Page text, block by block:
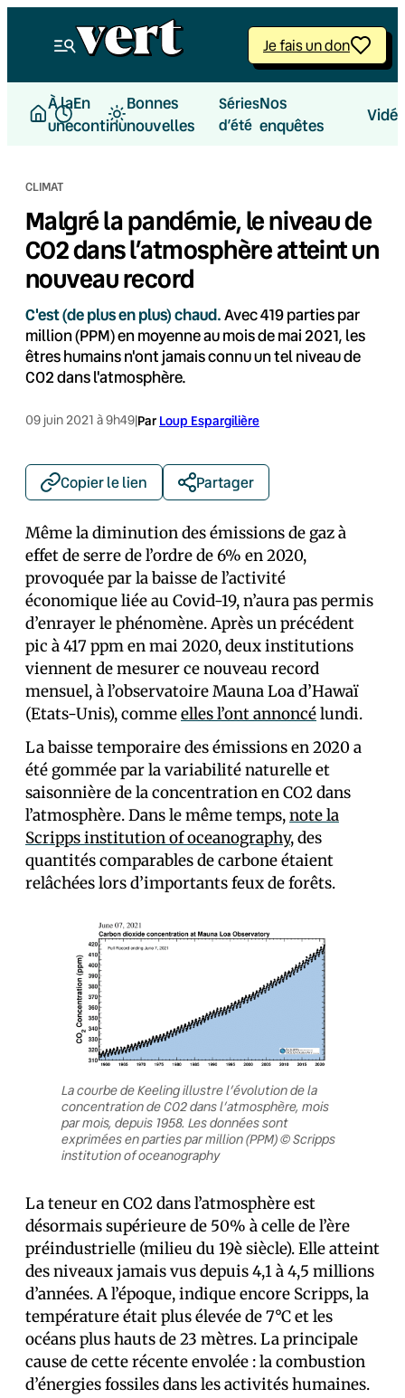
Je fais un don
À la
une
En
continu
Bonnes
nouvelles
Séries
d’été
Nos
enquêtes
CLIMAT
Malgré la pandémie, le niveau de
CO2 dans l’atmosphère atteint un
nouveau record
C'est (de plus en plus) chaud.Avec 419 parties par
million (PPM) en moyenne au mois de mai 2021, les
êtres humains n'ont jamais connu un tel niveau de
CO2 dans l'atmosphère.
09 juin 2021 à 9h49|Par Loup Espargilière
Copier le lien Partager
Même la diminution des émissions de gaz à
effet de serre de l’ordre de 6% en 2020,
provoquée par la baisse de l’activité
économique liée au Covid-19, n’aura pas permis
d’enrayer le phénomène. Après un précédent
pic à 417 ppm en mai 2020, deux institutions
viennent de mesurer ce nouveau record
mensuel, à l’observatoire Mauna Loa d’Hawaï
(Etats-Unis), commeelles l’ont annoncélundi.
La baisse temporaire des émissions en 2020 a
été gommée par la variabilité naturelle et
saisonnière de la concentration en CO2 dans
l’atmosphère. Dans le même temps,note la
Scripps institution of oceanography, des
quantités comparables de carbone étaient
relâchées lors d’importants feux de forêts.
La courbe de Keeling illustre l’évolution de la
concentration de CO2 dans l’atmosphère, mois
par mois, depuis 1958. Les données sont
exprimées en parties par million (PPM) © Scripps
institution of oceanography
La teneur en CO2 dans l’atmosphère est
désormais supérieure de 50% à celle de l’ère
préindustrielle (milieu du 19è siècle). Elle atteint
des niveaux jamais vus depuis 4,1 à 4,5 millions
d’années. A l’époque, indique encore Scripps, la
température était plus élevée de 7°C et les
océans plus hauts de 23 mètres. La principale
cause de cette récente envolée : la combustion
d’énergies fossiles dans les activités humaines.